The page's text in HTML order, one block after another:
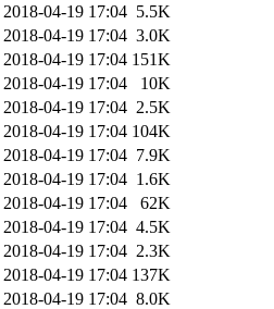
2018-04-19 17:04 5.5K
2018-04-19 17:04 3.0K
2018-04-19 17:04 151K
2018-04-19 17:04
10K
2018-04-19 17:04 2.5K
2018-04-19 17:04 104K
2018-04-19 17:04 7.9K
2018-04-19 17:04 1.6K
2018-04-19 17:04
62K
2018-04-19 17:04 4.5K
2018-04-19 17:04 2.3K
2018-04-19 17:04 137K
2018-04-19 17:04 8.0K